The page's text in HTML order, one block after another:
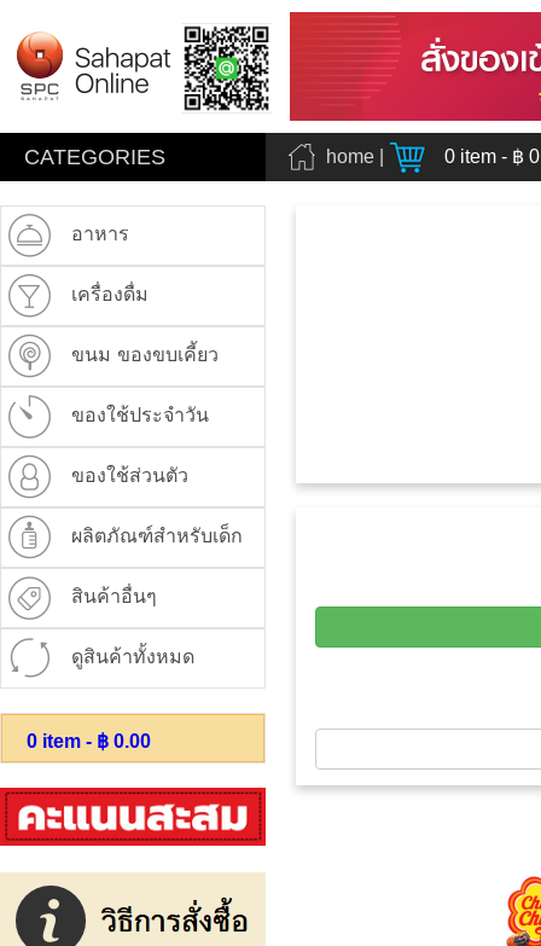
CATEGORIES home 0 item - ฿
อาหาร
เครื่องดื่ม
ขนม ของขบเคี้ยว
ของใช้ประจำวัน
ของใช้ส่วนตัว
ผลิตภัณฑ์สำหรับเด็ก
สินค้าอื่นๆ
ดูสินค้าทั้งหมด
0 item - ฿ 0.00